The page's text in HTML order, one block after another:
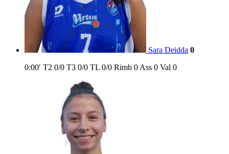
Sara Deidda 0
0:00′ T2 0/0 T3 0/0 TL 0/0 Rimb 0 Ass 0 Val 0